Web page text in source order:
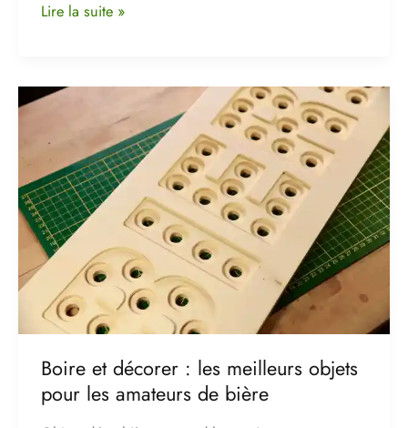
Lire la suite »
Boire et décorer : les meilleurs objets
pour les amateurs de bière
Boire
décorer
les
meilleurs
objets
pour
les
amateurs
de
bière